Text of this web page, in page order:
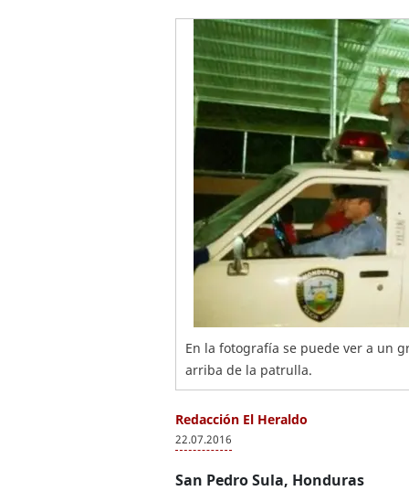
En la fotografía se puede ver a un
arriba de la patrulla.
Redacción El Heraldo
22.07.2016
San Pedro Sula, Honduras